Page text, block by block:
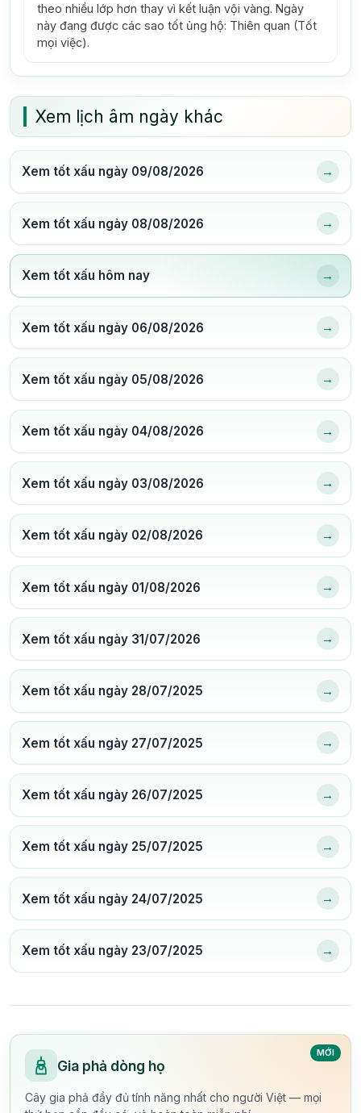
theo nhiều lớp hơn thay vì kết luận vội vàng. Ngày
này đang được các sao tốt ủng hộ: Thiên quan (Tốt
mọi việc).
Xem lịch âm ngày khác
Xem tốt xấu ngày 09/08/2026 →
Xem tốt xấu ngày 08/08/2026 →
Xem tốt xấu hôm nay →
Xem tốt xấu ngày 06/08/2026 →
Xem tốt xấu ngày 05/08/2026 →
Xem tốt xấu ngày 04/08/2026 →
Xem tốt xấu ngày 03/08/2026 →
Xem tốt xấu ngày 02/08/2026 →
Xem tốt xấu ngày 01/08/2026 →
Xem tốt xấu ngày 31/07/2026 →
Xem tốt xấu ngày 28/07/2025 →
Xem tốt xấu ngày 27/07/2025 →
Xem tốt xấu ngày 26/07/2025 →
Xem tốt xấu ngày 25/07/2025 →
Xem tốt xấu ngày 24/07/2025 →
Xem tốt xấu ngày 23/07/2025 →
MỚI
Gia phả dòng họ
Cây gia phả đầy đủ tính năng nhất cho người Việt — mọi